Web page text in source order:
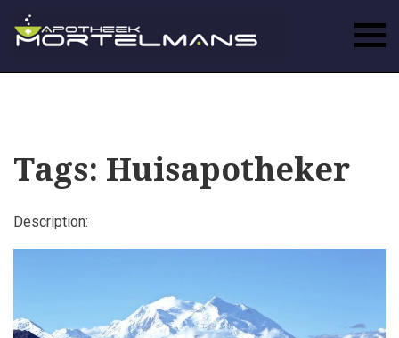
Tags: Huisapotheker
Description: